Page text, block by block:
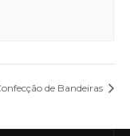
de Bandeiras